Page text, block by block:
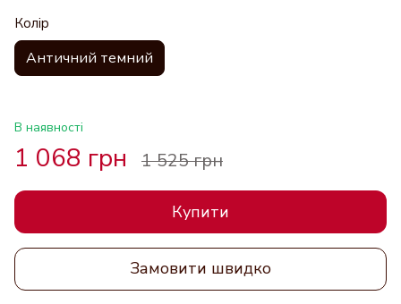
Колір
Античний темний
В наявності
1 068 грн 1 525 грн
Купити
Замовити швидко